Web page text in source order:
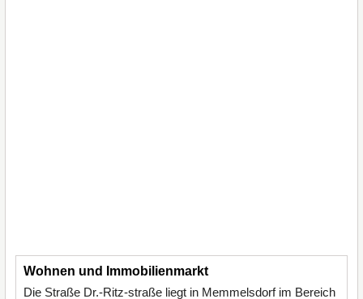
Wohnen und Immobilienmarkt
Die Straße Dr.-Ritz-straße liegt in Memmelsdorf im Bereich